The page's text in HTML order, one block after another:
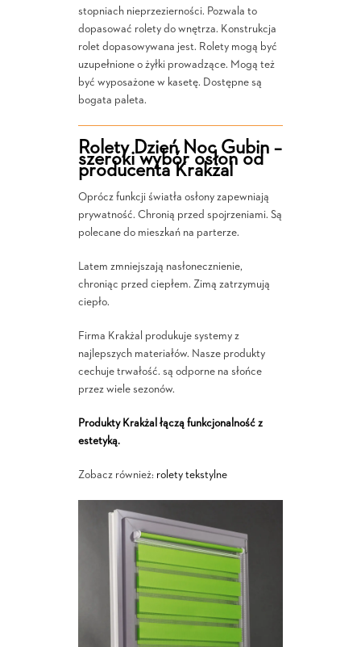
stopniach nieprzezierności. Pozwala to
dopasować rolety do wnętrza. Konstrukcja
rolet dopasowywana jest. Rolety mogą być
uzupełnione o żyłki prowadzące. Mogą też
być wyposażone w kasetę. Dostępne są
bogata paleta.
Rolety Dzień Noc Gubin –
szeroki wybór osłon od
producenta Krakżal
Oprócz funkcji światła osłony zapewniają
prywatność. Chronią przed spojrzeniami. Są
polecane do mieszkań na parterze.
Latem zmniejszają nasłonecznienie,
chroniąc przed ciepłem. Zimą zatrzymują
ciepło.
Firma Krakżal produkuje systemy z
najlepszych materiałów. Nasze produkty
cechuje trwałość. są odporne na słońce
przez wiele sezonów.
Produkty Krakżal łączą funkcjonalność z
estetyką.
Zobacz również: rolety tekstylne